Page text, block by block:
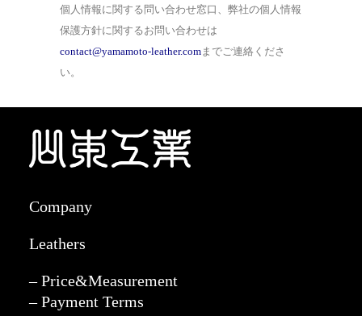
個人情報に関する問い合わせ窓口、弊社の個人情報
保護方針に関するお問い合わせは
contact@yamamoto-leather.comまでご連絡くださ
い。
Company
Leathers
– Price&Measurement
– Payment Terms